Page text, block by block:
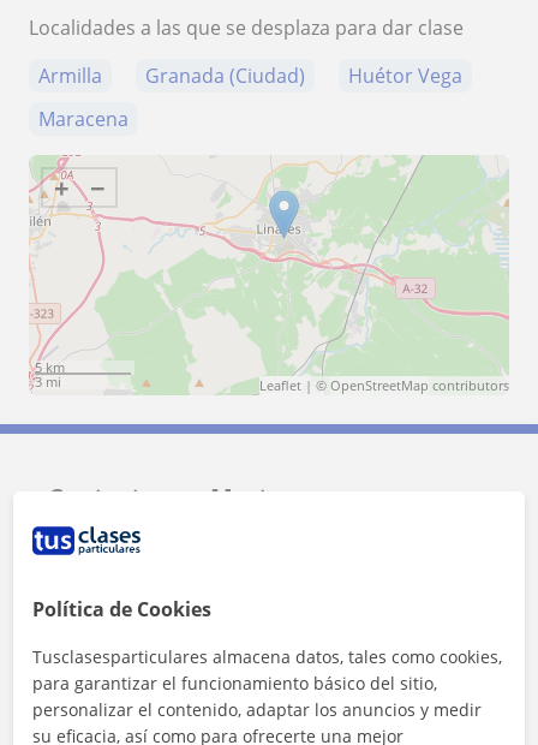
Localidades a las que se desplaza para dar clase
Armilla
Granada (Ciudad)
Huétor Vega
Maracena
+ −
5 km
3 mi
Leaflet | © OpenStreetMap contributors
Contacta con Marta
Tarifa
1ª clase gratis
Política de Cookies
Tusclasesparticulares almacena datos, tales como cookies,
para garantizar el funcionamiento básico del sitio,
personalizar el contenido, adaptar los anuncios y medir
su eficacia, así como para ofrecerte una mejor